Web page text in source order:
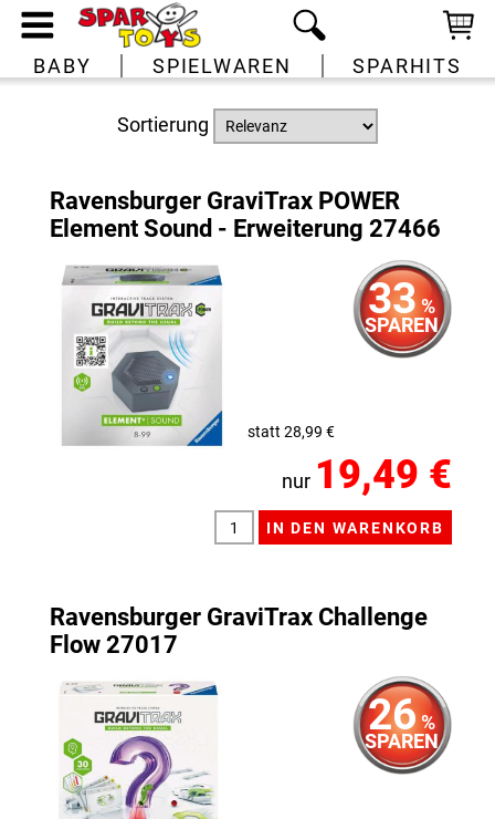
BABY SPIELWAREN SPARHITS
Sortierung
Ravensburger GraviTrax POWER
Element Sound - Erweiterung 27466
33 %
SPAREN
statt 28,99 €
nur 19,49 €
Ravensburger GraviTrax Challenge
Flow 27017
26 %
SPAREN